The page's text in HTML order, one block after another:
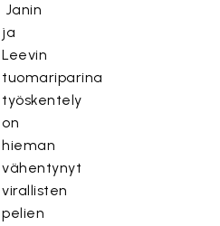
Janin
ja
Leevin
tuomariparina
työskentely
on
hieman
vähentynyt
virallisten
pelien